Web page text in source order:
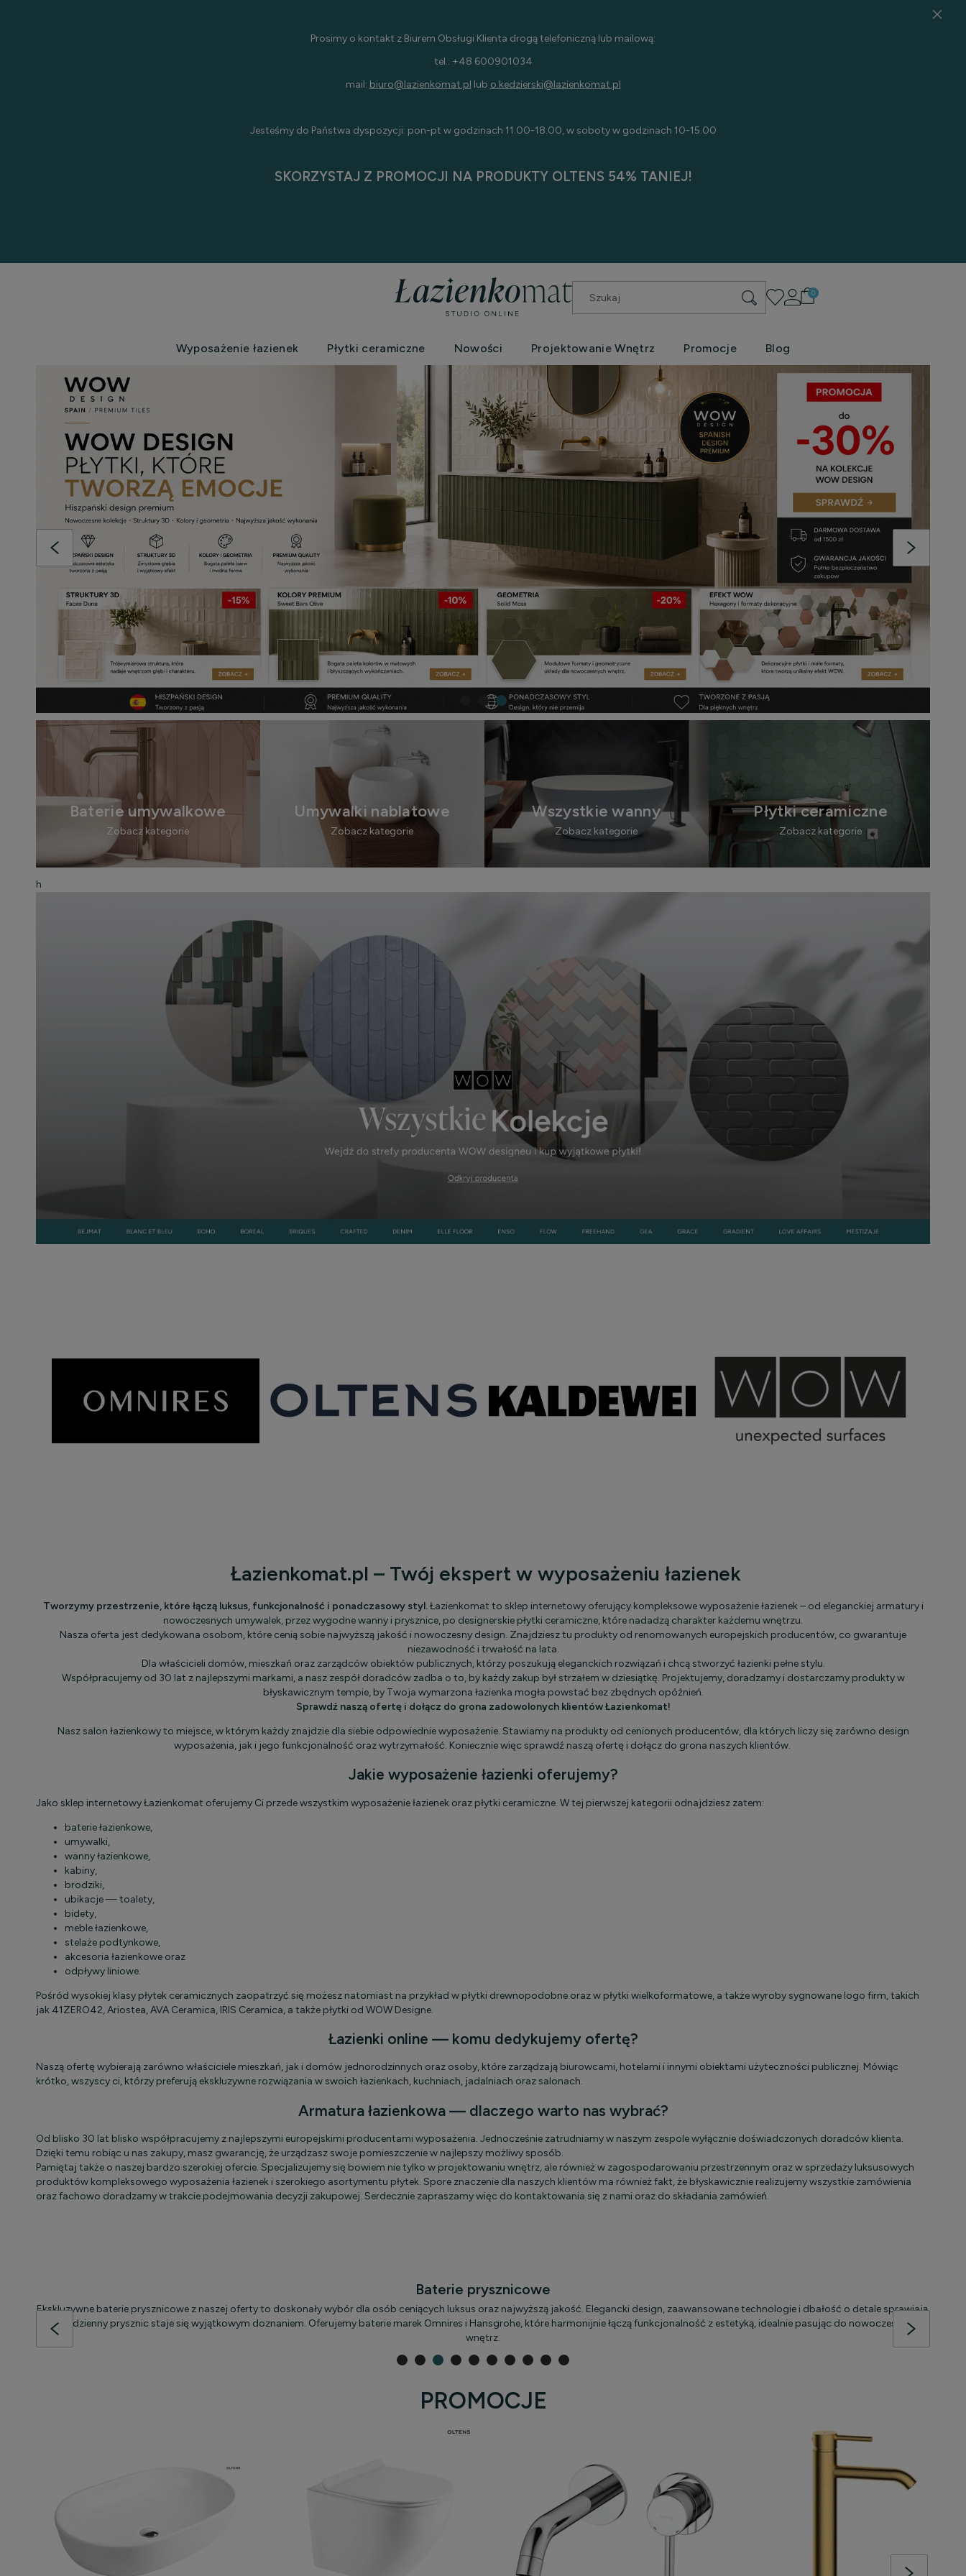
Prosimy o kontakt z Biurem Obsługi Klienta drogą telefoniczną lub mailową:
tel.: +48 600901034
mail: biuro@lazienkomat.pl lub o.kedzierski@lazienkomat.pl
Jesteśmy do Państwa dyspozycji: pon-pt w godzinach 11.00-18.00, w soboty w godzinach 10-15.00
SKORZYSTAJ Z PROMOCJI NA PRODUKTY OLTENS 54% TANIEJ!
Wyposażenie łazienek Płytki ceramiczne Nowości Projektowanie Wnętrz Promocje Blog
Baterie umywalkowe
Zobacz kategorie
Umywalki nablatowe
Zobacz kategorie
Wszystkie wanny
Zobacz kategorie
Płytki ceramiczne
Zobacz kategorie
h
Łazienkomat.pl – Twój ekspert w wyposażeniu łazienek
Tworzymy przestrzenie, które łączą luksus, funkcjonalność i ponadczasowy styl.Łazienkomat to sklep internetowy oferujący kompleksowe wyposażenie łazienek – od eleganckiej armatury i
nowoczesnych umywalek, przez wygodne wanny i prysznice, po designerskie płytki ceramiczne, które nadadzą charakter każdemu wnętrzu.
Nasza oferta jest dedykowana osobom, które cenią sobie najwyższą jakość i nowoczesny design. Znajdziesz tu produkty od renomowanych europejskich producentów, co gwarantuje
niezawodność i trwałość na lata.
Dla właścicieli domów, mieszkań oraz zarządców obiektów publicznych, którzy poszukują eleganckich rozwiązań i chcą stworzyć łazienki pełne stylu.
Współpracujemy od 30 lat z najlepszymi markami, a nasz zespół doradców zadba o to, by każdy zakup był strzałem w dziesiątkę. Projektujemy, doradzamy i dostarczamy produkty w
błyskawicznym tempie, by Twoja wymarzona łazienka mogła powstać bez zbędnych opóźnień.
Sprawdź naszą ofertę i dołącz do grona zadowolonych klientów Łazienkomat!
Nasz salon łazienkowy to miejsce, w którym każdy znajdzie dla siebie odpowiednie wyposażenie. Stawiamy na produkty od cenionych producentów, dla których liczy się zarówno design
wyposażenia, jak i jego funkcjonalność oraz wytrzymałość. Koniecznie więc sprawdź naszą ofertę i dołącz do grona naszych klientów.
Jakie wyposażenie łazienki oferujemy?
Jako sklep internetowy Łazienkomat oferujemy Ci przede wszystkim wyposażenie łazienek oraz płytki ceramiczne. W tej pierwszej kategorii odnajdziesz zatem:
baterie łazienkowe,
umywalki,
wanny łazienkowe,
kabiny,
brodziki,
ubikacje — toalety,
bidety,
meble łazienkowe,
stelaże podtynkowe,
akcesoria łazienkowe oraz
odpływy liniowe.
Pośród wysokiej klasy płytek ceramicznych zaopatrzyć się możesz natomiast na przykład w płytki drewnopodobne oraz w płytki wielkoformatowe, a także wyroby sygnowane logo firm, takich
jak 41ZERO42, Ariostea, AVA Ceramica, IRIS Ceramica, a także płytki od WOW Designe.
Łazienki online — komu dedykujemy ofertę?
Naszą ofertę wybierają zarówno właściciele mieszkań, jak i domów jednorodzinnych oraz osoby, które zarządzają biurowcami, hotelami i innymi obiektami użyteczności publicznej. Mówiąc
krótko, wszyscy ci, którzy preferują ekskluzywne rozwiązania w swoich łazienkach, kuchniach, jadalniach oraz salonach.
Armatura łazienkowa — dlaczego warto nas wybrać?
Od blisko 30 lat blisko współpracujemy z najlepszymi europejskimi producentami wyposażenia. Jednocześnie zatrudniamy w naszym zespole wyłącznie doświadczonych doradców klienta.
Dzięki temu robiąc u nas zakupy, masz gwarancję, że urządzasz swoje pomieszczenie w najlepszy możliwy sposób.
Pamiętaj także o naszej bardzo szerokiej ofercie. Specjalizujemy się bowiem nie tylko w projektowaniu wnętrz, ale również w zagospodarowaniu przestrzennym oraz w sprzedaży luksusowych
produktów kompleksowego wyposażenia łazienek i szerokiego asortymentu płytek. Spore znaczenie dla naszych klientów ma również fakt, że błyskawicznie realizujemy wszystkie zamówienia
oraz fachowo doradzamy w trakcie podejmowania decyzji zakupowej. Serdecznie zapraszamy więc do kontaktowania się z nami oraz do składania zamówień.
Baterie prysznicowe
Ekskluzywne baterie prysznicowe z naszej oferty to doskonały wybór dla osób ceniących luksus oraz najwyższą jakość. Elegancki design, zaawansowane technologie i dbałość o detale sprawiają,
że codzienny prysznic staje się wyjątkowym doznaniem. Oferujemy baterie marek Omnires i Hansgrohe, które harmonijnie łączą funkcjonalność z estetyką, idealnie pasując do nowoczesnych
wnętrz.
PROMOCJE